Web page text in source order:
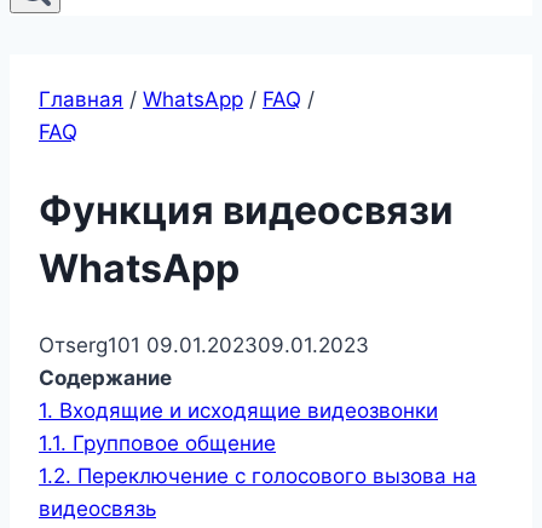
Главная / WhatsApp / FAQ /
FAQ
Функция видеосвязи
WhatsApp
Отserg101 09.01.202309.01.2023
Содержание
1. Входящие и исходящие видеозвонки
1.1. Групповое общение
1.2. Переключение с голосового вызова на
видеосвязь